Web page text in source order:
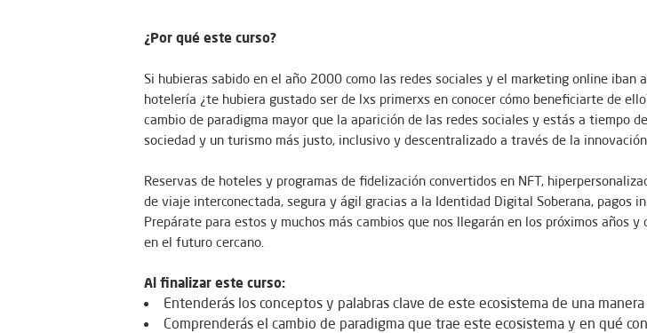
¿Por qué este curso?
Si hubieras sabido en el año 2000 como las redes sociales y el marketing online
hotelería ¿te hubiera gustado ser de lxs primerxs en conocer cómo beneficiarte de
cambio de paradigma mayor que la aparición de las redes sociales y estás a tiempo
sociedad y un turismo más justo, inclusivo y descentralizado a través de la
Reservas de hoteles y programas de fidelización convertidos en NFT,
de viaje interconectada, segura y ágil gracias a la Identidad Digital Soberana, pagos
Prepárate para estos y muchos más cambios que nos llegarán en los próximos
en el futuro cercano.
Al finalizar este curso:
Entenderás los conceptos y palabras clave de este ecosistema de una
Comprenderás el cambio de paradigma que trae este ecosistema y en qué